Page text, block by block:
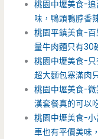
桃園中壢美食-
味，鴨頭鴨脖香
桃園平鎮美食-
量牛肉麵只有30
桃園中壢美食-只
超大麵包塞滿肉
桃園中壢美食-
漢套餐真的可以
桃園中壢美食-
車也有平價美味